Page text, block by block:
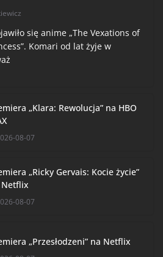
się anime „The Vexations of
Komari od lat żyje w
„Klara: Rewolucja” na HBO
08-07
„Ricky Gervais: Kocie życie”
Netflix
08-07
„Przesłodzeni” na Netflix